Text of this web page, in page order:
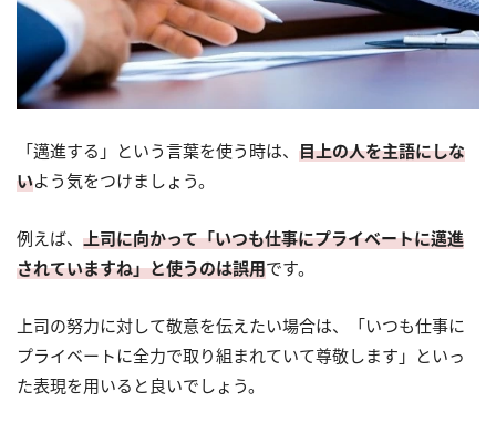
「邁進する」という言葉を使う時は、 目上の人を主語にしな
いよう気をつけましょう。
例えば、 上司に向かって「いつも仕事にプライベートに邁進
されていますね」と使うのは誤用です。
上司の努力に対して敬意を伝えたい場合は、「いつも仕事に
プライベートに全力で取り組まれていて尊敬します」といっ
た表現を用いると良いでしょう。